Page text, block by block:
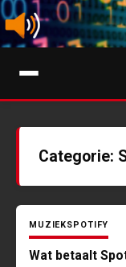
naar
de
inhoudTips, nieuws en info
Categorie:
MUZIEKSPOTIFY
Wat betaalt